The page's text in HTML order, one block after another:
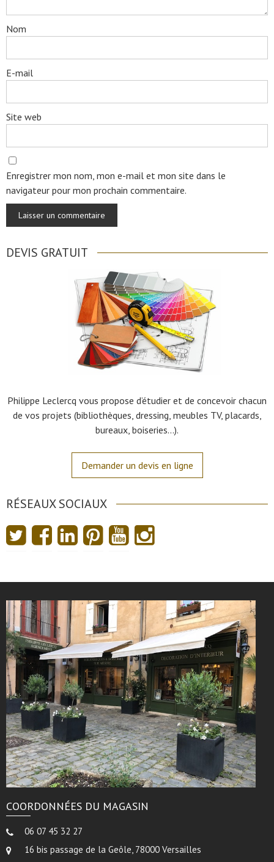
Nom
E-mail
Site web
Enregistrer mon nom, mon e-mail et mon site dans le
navigateur pour mon prochain commentaire.
DEVIS GRATUIT
Philippe Leclercq vous propose d’étudier et de concevoir chacun
de vos projets (bibliothèques, dressing, meubles TV, placards,
bureaux, boiseries…).
Demander un devis en ligne
RÉSEAUX SOCIAUX
COORDONNÉES DU MAGASIN
06 07 45 32 27
16 bis passage de la Geôle, 78000 Versailles